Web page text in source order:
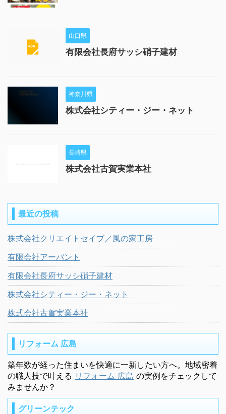
山口県
有限会社長府サッシ硝子建材
神奈川県
株式会社シティー・ジー・ネット
長崎県
株式会社古賀実業本社
最近の投稿
株式会社クリエイトセイブ／風の家工房
有限会社アーバント
有限会社長府サッシ硝子建材
株式会社シティー・ジー・ネット
株式会社古賀実業本社
リフォーム 広島
築年数が経った住まいを快適に一新したい方へ。地域密着
の職人技で叶える リフォーム 広島 の実例をチェックして
みませんか？
グリーンテック